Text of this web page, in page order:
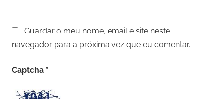
Guardar o meu nome, email e site neste
navegador para a próxima vez que eu comentar.
Captcha *